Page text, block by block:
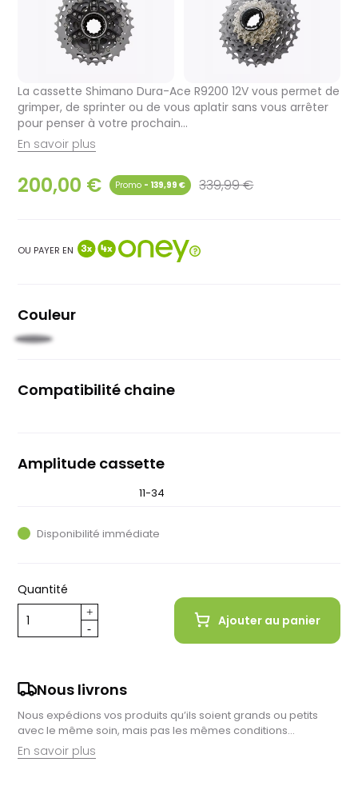
La cassette Shimano Dura-Ace R9200 12V vous permet de
grimper, de sprinter ou de vous aplatir sans vous arrêter
pour penser à votre prochain...
En savoir plus
200,00 € - 139,99 € 339,99 €
OU PAYER EN
Couleur
Noir
Compatibilité chaine
Amplitude cassette
11-34
Disponibilité immédiate
Quantité
Ajouter au panier
Nous livrons
Nous expédions vos produits qu’ils soient grands ou petits
avec le même soin, mais pas les mêmes conditions…
En savoir plus